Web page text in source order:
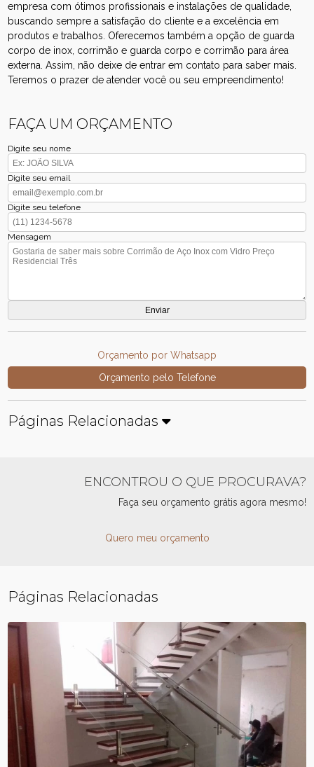
empresa com ótimos profissionais e instalações de qualidade,
buscando sempre a satisfação do cliente e a excelência em
produtos e trabalhos. Oferecemos também a opção de guarda
corpo de inox, corrimão e guarda corpo e corrimão para área
externa. Assim, não deixe de entrar em contato para saber mais.
Teremos o prazer de atender você ou seu empreendimento!
FAÇA UM ORÇAMENTO
Digite seu nome
Digite seu email
Digite seu telefone
Mensagem
Orçamento por Whatsapp
Orçamento pelo Telefone
Páginas Relacionadas
ENCONTROU O QUE PROCURAVA?
Faça seu orçamento grátis agora mesmo!
Quero meu orçamento
Páginas Relacionadas